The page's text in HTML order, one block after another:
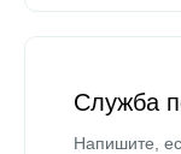
Служба
Напишите,